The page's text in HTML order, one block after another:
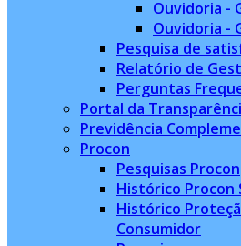
Ouvidoria -
Ouvidoria -
Pesquisa de
Relatório de
Perguntas
Portal da
Previdência
Procon
Pesquisas Procon
Histórico Procon
Histórico
Consumidor